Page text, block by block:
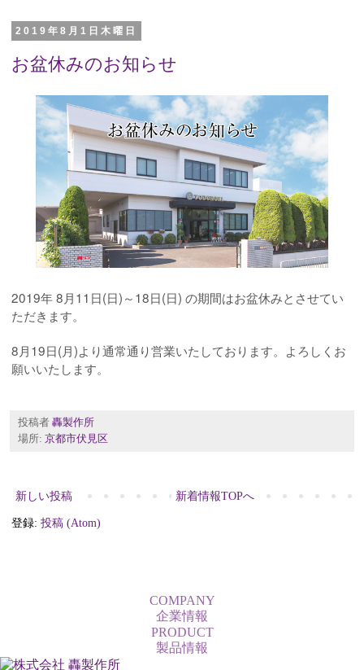
2019年8月1日木曜日
お盆休みのお知らせ
2019年 8月11日(日)～18日(日) の期間はお盆休みとさせてい
ただきます。
8月19日(月)より通常通り営業いたしております。よろしくお
願いいたします。
投稿者 轟製作所
場所: 京都市伏見区
新しい投稿 新着情報TOPへ
登録: 投稿 (Atom)
COMPANY
企業情報
PRODUCT
製品情報